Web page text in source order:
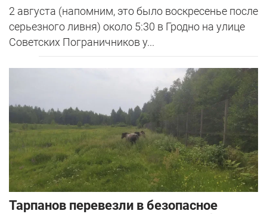
2 августа (напомним, это было воскресенье после
серьезного ливня) около 5:30 в Гродно на улице
Советских Пограничников у...
Тарпанов перевезли в безопасное